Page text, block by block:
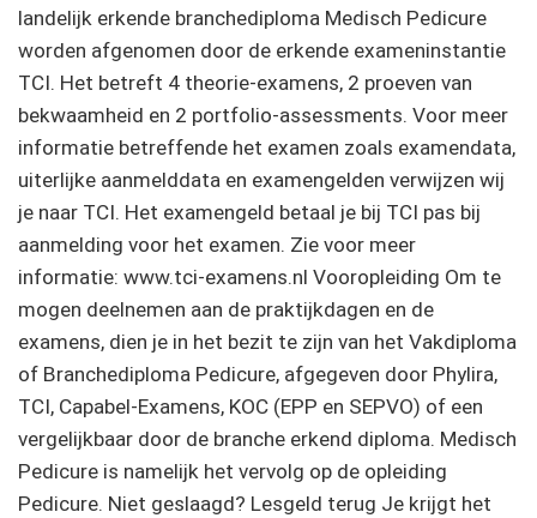
landelijk erkende branchediploma Medisch Pedicure
worden afgenomen door de erkende exameninstantie
TCI. Het betreft 4 theorie-examens, 2 proeven van
bekwaamheid en 2 portfolio-assessments. Voor meer
informatie betreffende het examen zoals examendata,
uiterlijke aanmelddata en examengelden verwijzen wij
je naar TCI. Het examengeld betaal je bij TCI pas bij
aanmelding voor het examen. Zie voor meer
informatie: www.tci-examens.nl Vooropleiding Om te
mogen deelnemen aan de praktijkdagen en de
examens, dien je in het bezit te zijn van het Vakdiploma
of Branchediploma Pedicure, afgegeven door Phylira,
TCI, Capabel-Examens, KOC (EPP en SEPVO) of een
vergelijkbaar door de branche erkend diploma. Medisch
Pedicure is namelijk het vervolg op de opleiding
Pedicure. Niet geslaagd? Lesgeld terug Je krijgt het